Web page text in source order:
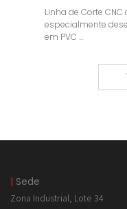
Linha de Corte
especialmente
em PVC ...
| Sede
Zona Industrial, Lote 34